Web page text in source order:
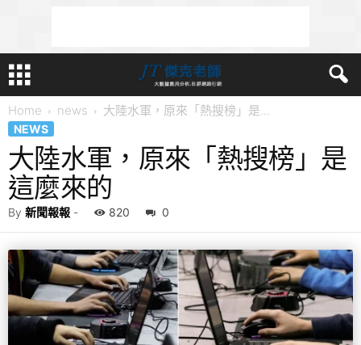
Home news 大陸水軍，原來「熱搜榜」是...
NEWS
大陸水軍，原來「熱搜榜」是
這麼來的
By 新聞報報 - 820 0